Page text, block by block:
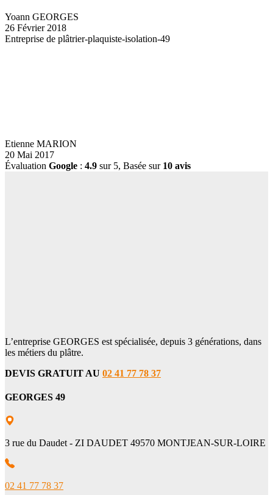
Yoann GEORGES
26 Février 2018
Entreprise de plâtrier-plaquiste-isolation-49
Etienne MARION
20 Mai 2017
Évaluation Google : 4.9 sur 5, Basée sur 10 avis
L’entreprise GEORGES est spécialisée, depuis 3 générations, dans
les métiers du plâtre.
DEVIS GRATUIT AU 02 41 77 78 37
GEORGES 49
3 rue du Daudet - ZI DAUDET 49570 MONTJEAN-SUR-LOIRE
02 41 77 78 37